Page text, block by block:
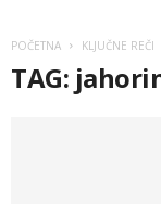
POČETNA KLJUČNE REČI
TAG: